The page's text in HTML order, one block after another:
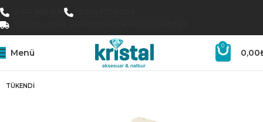
Menü
0
0,00
TÜKENDI